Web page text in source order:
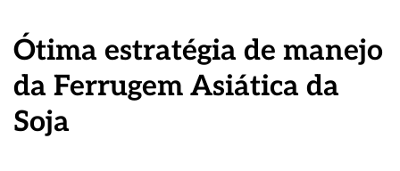
Ótima estratégia de manejo
da Ferrugem Asiática da
Soja